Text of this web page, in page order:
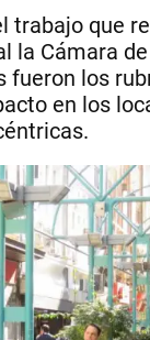
trabajo que
la Cámara
fueron los
en los